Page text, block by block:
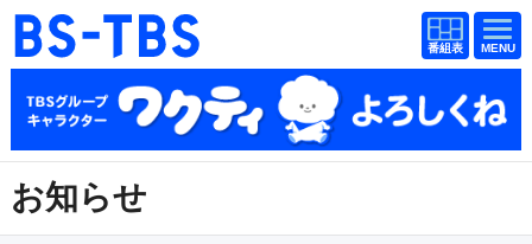
番組
表
BS-TBS
番組
表
ドラマ 映画
紀行 報道
教養
お知らせ